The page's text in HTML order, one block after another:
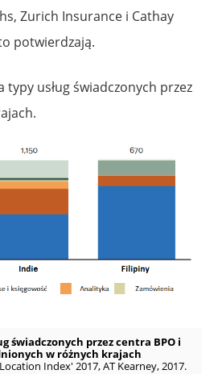
Zurich Insurance i Cathay
potwierdzają.
typy usług świadczonych przez
świadczonych przez centra BPO i
w różnych krajach
Index' 2017, AT Kearney, 2017.